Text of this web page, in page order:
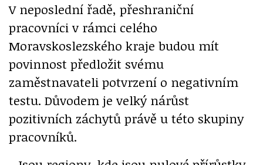
V neposlední řadě, přeshraniční
pracovníci v rámci celého
Moravskoslezského kraje budou mít
povinnost předložit svému
zaměstnavateli potvrzení o negativním
testu. Důvodem je velký nárůst
pozitivních záchytů právě u této skupiny
pracovníků.